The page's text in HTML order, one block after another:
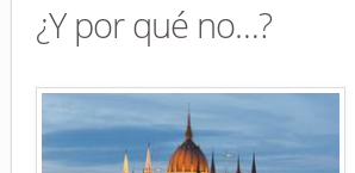
¿Y por qué no…?